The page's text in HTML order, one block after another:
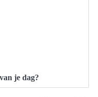
je dag?